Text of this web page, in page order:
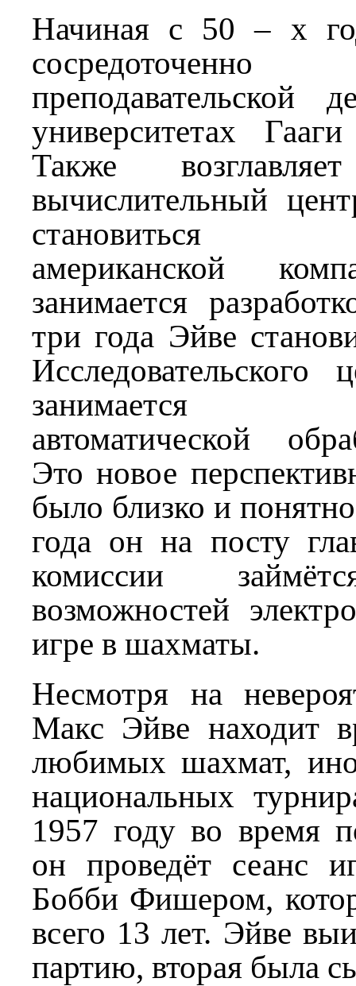
Начиная с 50 – х
преподавательской
университетах
Также
вычислительный
становиться
американской
занимается
три года Эйве
Исследовательского
занимается
автоматической
Это новое
было близко и
года он на посту
комиссии
возможностей
игре в шахматы.
Несмотря на
Макс Эйве находит
любимых шахмат,
национальных
1957 году во время
он проведёт сеанс
Бобби Фишером,
всего 13 лет. Эйве
партию, вторая была